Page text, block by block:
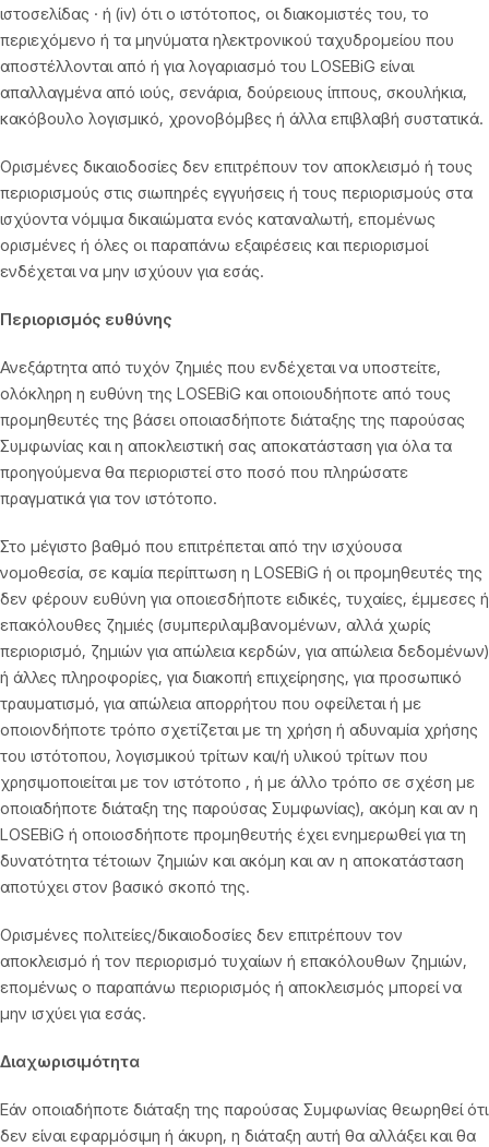
ιστοσελίδας · ή (iv) ότι ο ιστότοπος, οι διακομιστές του, το
περιεχόμενο ή τα μηνύματα ηλεκτρονικού ταχυδρομείου που
αποστέλλονται από ή για λογαριασμό του LOSEBiG είναι
απαλλαγμένα από ιούς, σενάρια, δούρειους ίππους, σκουλήκια,
κακόβουλο λογισμικό, χρονοβόμβες ή άλλα επιβλαβή συστατικά.
Ορισμένες δικαιοδοσίες δεν επιτρέπουν τον αποκλεισμό ή τους
περιορισμούς στις σιωπηρές εγγυήσεις ή τους περιορισμούς στα
ισχύοντα νόμιμα δικαιώματα ενός καταναλωτή, επομένως
ορισμένες ή όλες οι παραπάνω εξαιρέσεις και περιορισμοί
ενδέχεται να μην ισχύουν για εσάς.
Περιορισμός ευθύνης
Ανεξάρτητα από τυχόν ζημιές που ενδέχεται να υποστείτε,
ολόκληρη η ευθύνη της LOSEBiG και οποιουδήποτε από τους
προμηθευτές της βάσει οποιασδήποτε διάταξης της παρούσας
Συμφωνίας και η αποκλειστική σας αποκατάσταση για όλα τα
προηγούμενα θα περιοριστεί στο ποσό που πληρώσατε
πραγματικά για τον ιστότοπο.
Στο μέγιστο βαθμό που επιτρέπεται από την ισχύουσα
νομοθεσία, σε καμία περίπτωση η LOSEBiG ή οι προμηθευτές της
δεν φέρουν ευθύνη για οποιεσδήποτε ειδικές, τυχαίες, έμμεσες ή
επακόλουθες ζημιές (συμπεριλαμβανομένων, αλλά χωρίς
περιορισμό, ζημιών για απώλεια κερδών, για απώλεια δεδομένων)
ή άλλες πληροφορίες, για διακοπή επιχείρησης, για προσωπικό
τραυματισμό, για απώλεια απορρήτου που οφείλεται ή με
οποιονδήποτε τρόπο σχετίζεται με τη χρήση ή αδυναμία χρήσης
του ιστότοπου, λογισμικού τρίτων και/ή υλικού τρίτων που
χρησιμοποιείται με τον ιστότοπο , ή με άλλο τρόπο σε σχέση με
οποιαδήποτε διάταξη της παρούσας Συμφωνίας), ακόμη και αν η
LOSEBiG ή οποιοσδήποτε προμηθευτής έχει ενημερωθεί για τη
δυνατότητα τέτοιων ζημιών και ακόμη και αν η αποκατάσταση
αποτύχει στον βασικό σκοπό της.
Ορισμένες πολιτείες/δικαιοδοσίες δεν επιτρέπουν τον
αποκλεισμό ή τον περιορισμό τυχαίων ή επακόλουθων ζημιών,
επομένως ο παραπάνω περιορισμός ή αποκλεισμός μπορεί να
μην ισχύει για εσάς.
Διαχωρισιμότητα
Εάν οποιαδήποτε διάταξη της παρούσας Συμφωνίας θεωρηθεί ότι
δεν είναι εφαρμόσιμη ή άκυρη, η διάταξη αυτή θα αλλάξει και θα